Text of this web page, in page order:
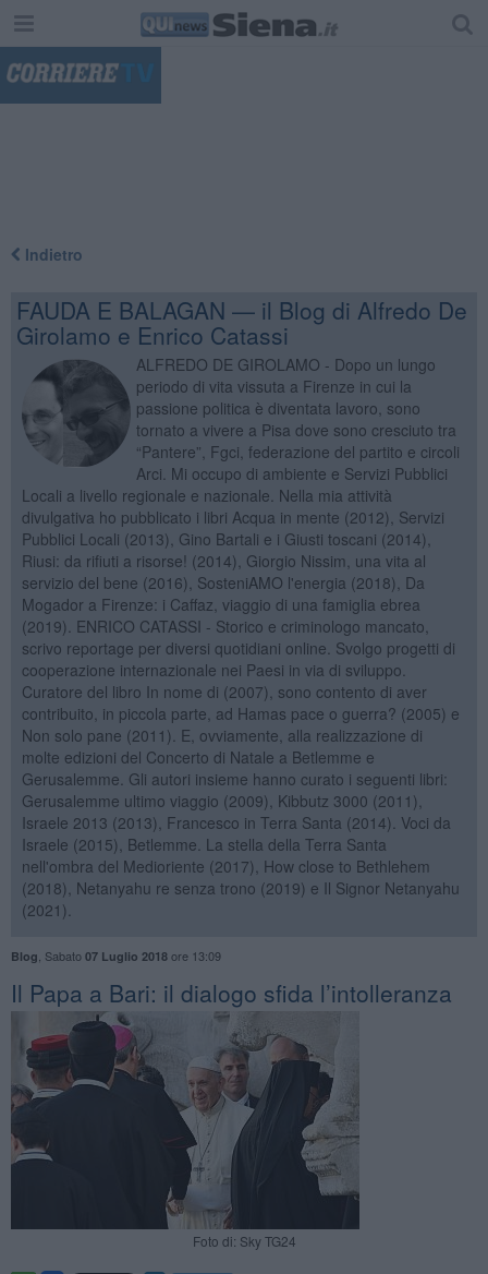
Indietro
FAUDA E BALAGAN — il Blog di Alfredo De
Girolamo e Enrico Catassi
ALFREDO DE GIROLAMO - Dopo un lungo
periodo di vita vissuta a Firenze in cui la
passione politica è diventata lavoro, sono
tornato a vivere a Pisa dove sono cresciuto tra
“Pantere”, Fgci, federazione del partito e circoli
Arci. Mi occupo di ambiente e Servizi Pubblici
Locali a livello regionale e nazionale. Nella mia attività
divulgativa ho pubblicato i libri Acqua in mente (2012), Servizi
Pubblici Locali (2013), Gino Bartali e i Giusti toscani (2014),
Riusi: da rifiuti a risorse! (2014), Giorgio Nissim, una vita al
servizio del bene (2016), SosteniAMO l'energia (2018), Da
Mogador a Firenze: i Caffaz, viaggio di una famiglia ebrea
(2019). ENRICO CATASSI - Storico e criminologo mancato,
scrivo reportage per diversi quotidiani online. Svolgo progetti di
cooperazione internazionale nei Paesi in via di sviluppo.
Curatore del libro In nome di (2007), sono contento di aver
contribuito, in piccola parte, ad Hamas pace o guerra? (2005) e
Non solo pane (2011). E, ovviamente, alla realizzazione di
molte edizioni del Concerto di Natale a Betlemme e
Gerusalemme. Gli autori insieme hanno curato i seguenti libri:
Gerusalemme ultimo viaggio (2009), Kibbutz 3000 (2011),
Israele 2013 (2013), Francesco in Terra Santa (2014). Voci da
Israele (2015), Betlemme. La stella della Terra Santa
nell'ombra del Medioriente (2017), How close to Bethlehem
(2018), Netanyahu re senza trono (2019) e Il Signor Netanyahu
(2021).
Blog Sabato 07 Luglio 2018ore 13:09
Il Papa a Bari: il dialogo sfida l’intolleranza
Foto di: Sky TG24